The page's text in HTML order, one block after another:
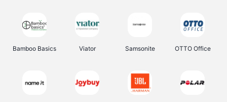
Bamboo Basics Viator Samsonite OTTO Office